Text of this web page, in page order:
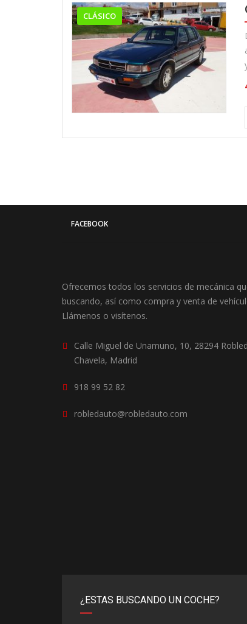
CLÁSICO
FACEBOOK
Ofrecemos todos los servicios de mecánica
buscando, así como compra y venta de
Llámenos o visítenos.
Calle Miguel de Unamuno, 10, 28294
Chavela, Madrid
918 99 52 82
robledauto@robledauto.com
¿ESTAS BUSCANDO UN COCHE?